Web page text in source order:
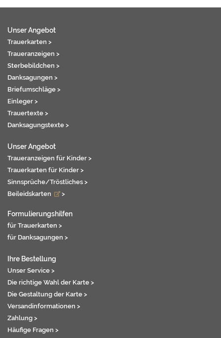
Unser Angebot
Trauerkarten >
Traueranzeigen >
Sterbebildchen >
Danksagungen >
Briefumschläge >
Einleger >
Trauertexte >
Danksagungstexte >
Unser Angebot
Traueranzeigen für Kinder >
Trauerkarten für Kinder >
Sinnsprüche/Tröstliches >
Beileidskarten
>
Formulierungshilfen
für Trauerkarten >
für Danksagungen >
Ihre Bestellung
Unser Service >
Die richtige Wahl der Karte >
Die Gestaltung der Karte >
Versandinformationen >
Zahlung >
Häufige Fragen >